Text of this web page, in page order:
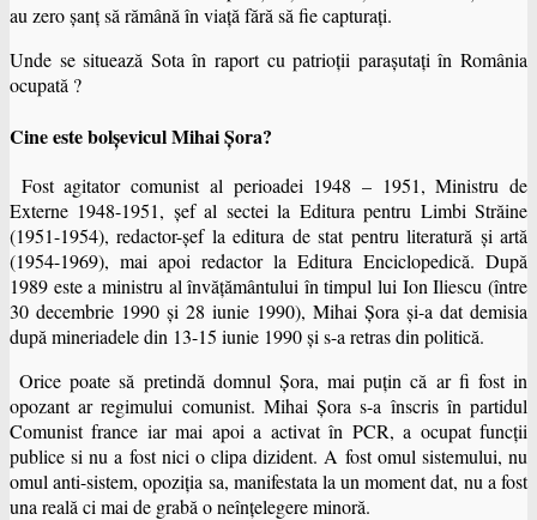
au zero șanț să rămână în viaţă fără să fie capturaţi.
Unde se situează Sota în raport cu patrioţii paraşutaţi în România
ocupată ?
Cine este bolşevicul Mihai Șora?
Fost agitator comunist al perioadei 1948 – 1951, Ministru de
Externe 1948-1951, şef al sectei la Editura pentru Limbi Străine
(1951-1954), redactor-şef la editura de stat pentru literatură şi artă
(1954-1969), mai apoi redactor la Editura Enciclopedică. După
1989 este a ministru al învăţământului în timpul lui Ion Iliescu (între
30 decembrie 1990 şi 28 iunie 1990), Mihai Șora şi-a dat demisia
după mineriadele din 13-15 iunie 1990 şi s-a retras din politică.
Orice poate să pretindă domnul Șora, mai puţin că ar fi fost in
opozant ar regimului comunist. Mihai Șora s-a înscris în partidul
Comunist france iar mai apoi a activat în PCR, a ocupat funcții
publice si nu a fost nici o clipa dizident. A fost omul sistemului, nu
omul anti-sistem, opoziţia sa, manifestata la un moment dat, nu a fost
una reală ci mai de grabă o neînţelegere minoră.